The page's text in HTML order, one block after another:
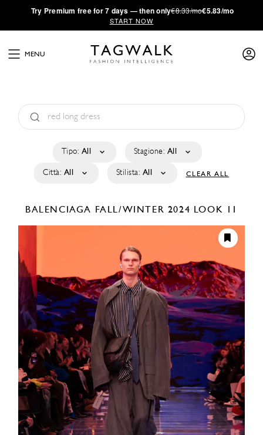
·Try Premium free for 7 days — then only€8.33/mo€5.83/mo
START NOW
MENU
Tipo: All Stagione: All
Città: All Stilista: All CLEAR ALL
BALENCIAGA FALL/WINTER 2024 LOOK 11